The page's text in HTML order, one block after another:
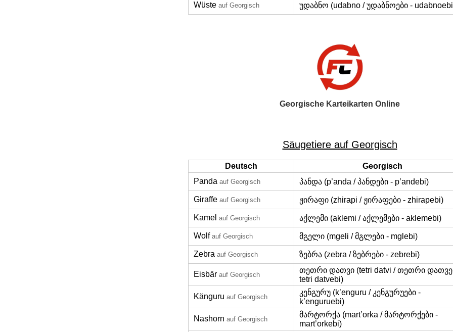
Wüste auf Georgisch უდაბნო (udabno / უდაბნოები -
Georgische Karteikarten Online
Säugetiere auf Georgisch
Deutsch
Georgisch
Panda auf Georgisch პანდა (p’anda / პანდები - p’andebi)
Giraffe auf Georgisch ჟირაფი (zhirapi / ჟირაფები - zhirapebi)
Kamel auf Georgisch აქლემი (aklemi / აქლემები - aklemebi)
Wolf auf Georgisch მგელი (mgeli / მგლები - mglebi)
Zebra auf Georgisch ზებრა (zebra / ზებრები - zebrebi)
Eisbär auf Georgisch
თეთრი დათვი (tetri datvi / თეთრი
tetri datvebi)
Känguru auf Georgisch
კენგურუ (k’enguru / კენგურუები -
k’enguruebi)
Nashorn auf Georgisch
მარტორქა (mart’orka / მარტორქები -
mart’orkebi)